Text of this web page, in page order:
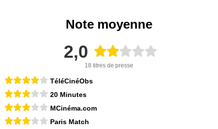
Note moyenne
2,0
18 titres de presse
TéléCinéObs
20 Minutes
MCinéma.com
Paris Match